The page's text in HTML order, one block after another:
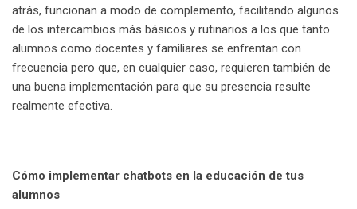
atrás, funcionan a modo de complemento, facilitando algunos
de los intercambios más básicos y rutinarios a los que tanto
alumnos como docentes y familiares se enfrentan con
frecuencia pero que, en cualquier caso, requieren también de
una buena implementación para que su presencia resulte
realmente efectiva.
Cómo implementar chatbots en la educación de tus
alumnos